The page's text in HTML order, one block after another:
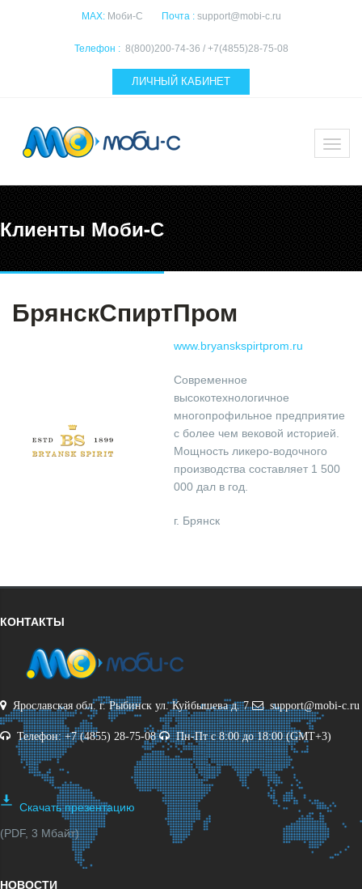
MAX: Моби-С Почта : support@mobi-c.ru
Телефон : 8(800)200-74-36 / +7(4855)28-75-08
ЛИЧНЫЙ КАБИНЕТ
Клиенты Моби-С
БрянскСпиртПром
www.bryanskspirtprom.ru
Современное
высокотехнологичное
многопрофильное предприятие
с более чем вековой историей.
Мощность ликеро-водочного
производства составляет 1 500
000 дал в год.
г. Брянск
КОНТАКТЫ
Ярославская обл. г. Рыбинск ул. Куйбышева д. 7 support@mobi-c.ru
Телефон: +7 (4855) 28-75-08 Пн-Пт с 8:00 до 18:00 (GMT+3)
Скачать презентацию
(PDF, 3 Мбайт)
НОВОСТИ